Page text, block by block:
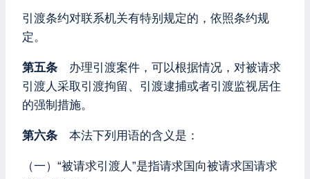
引渡条约对联系机关有特别规定的，依照条约规
定。
第五条 办理引渡案件，可以根据情况，对被请求
引渡人采取引渡拘留、引渡逮捕或者引渡监视居住
的强制措施。
第六条 本法下列用语的含义是：
（一）“被请求引渡人”是指请求国向被请求国请求